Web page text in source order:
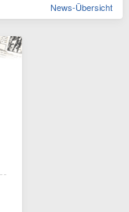
News-Übersicht